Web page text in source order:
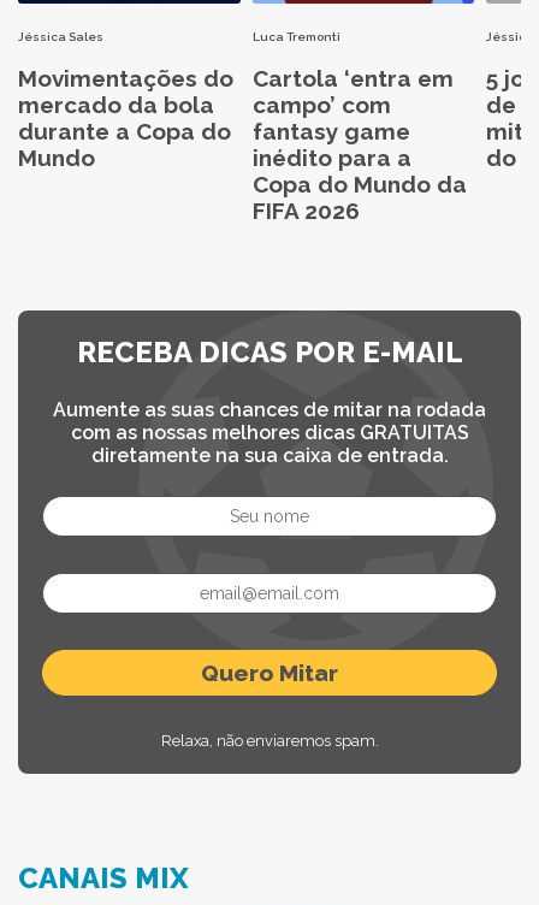
Jéssica Sales
Movimentações do
mercado da bola
durante a Copa do
Mundo
Luca Tremonti
Cartola ‘entra em
campo’ com
fantasy game
inédito para a
Copa do Mundo da
FIFA 2026
Jéssica
5
de
do
RECEBA DICAS POR E-MAIL
Aumente as suas chances de mitar na rodada
com as nossas melhores dicas GRATUITAS
diretamente na sua caixa de entrada.
Relaxa, não enviaremos spam.
CANAIS MIX